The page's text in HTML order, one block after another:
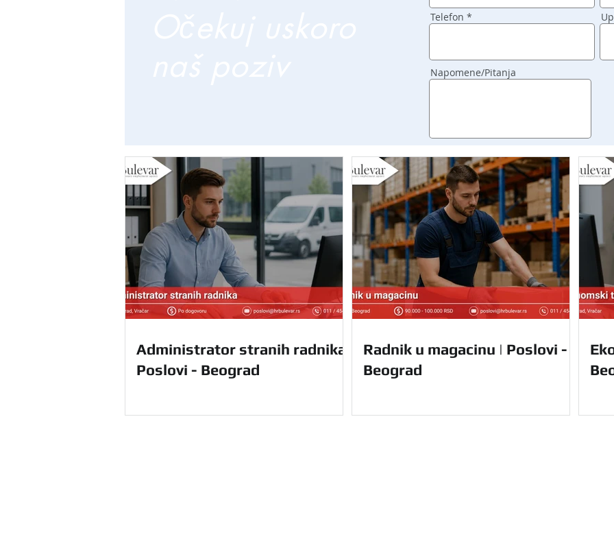
Telefon
Napomene/Pitanja
Administrator stranih radnika |
Poslovi - Beograd
Radnik u magacinu | Poslovi -
Beograd